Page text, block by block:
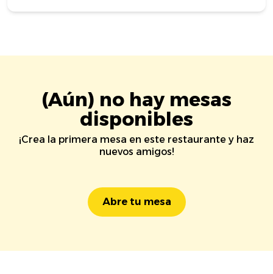
(Aún) no hay mesas
disponibles
¡Crea la primera mesa en este restaurante y haz
nuevos amigos!
Abre tu mesa